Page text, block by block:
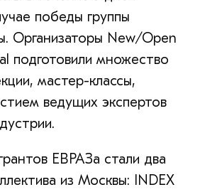
победы группы
Организаторы New/Open
подготовили множество
мастер-классы,
ведущих экспертов
ЕВРАЗа стали два
из Москвы: INDEX